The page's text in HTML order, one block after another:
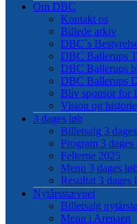
Om DBC
Kontakt os
Billede arkiv
DBC`s
DBC Ballerups
DBC Ballerups
DBC Ballerups
Bliv sponsor for
Vision og historie
3 dages løb
Billetsalg 3
Program 3
Felterne 2025
Menu 3 dages
Resultat 3 dages
Nytårsstævnet
Billetsalg
Menu i Arenaen